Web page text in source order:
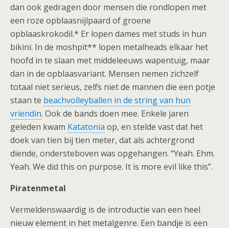
dan ook gedragen door mensen die rondlopen met
een roze opblaasnijlpaard of groene
opblaaskrokodil.* Er lopen dames met studs in hun
bikini. In de moshpit** lopen metalheads elkaar het
hoofd in te slaan met middeleeuws wapentuig, maar
dan in de opblaasvariant. Mensen nemen zichzelf
totaal niet serieus, zelfs niet de mannen die een potje
staan te beachvolleyballen in de string van hun
vriendin. Ook de bands doen mee. Enkele jaren
geleden kwam Katatonia op, en stelde vast dat het
doek van tien bij tien meter, dat als achtergrond
diende, ondersteboven was opgehangen. “Yeah. Ehm.
Yeah. We did this on purpose. It is more evil like this”.
Piratenmetal
Vermeldenswaardig is de introductie van een heel
nieuw element in het metalgenre. Een bandje is een